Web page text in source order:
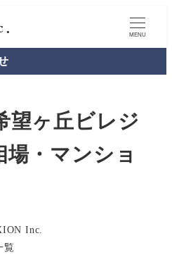
MENU
望ヶ丘ビレジ
場・マンショ
Inc.
覧